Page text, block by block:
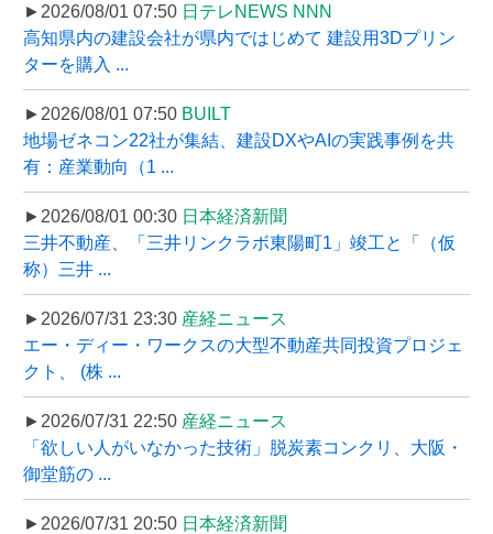
►2026/08/01 07:50 日テレNEWS NNN
高知県内の建設会社が県内ではじめて 建設用3Dプリン
ターを購入 ...
►2026/08/01 07:50 BUILT
地場ゼネコン22社が集結、建設DXやAIの実践事例を共
有：産業動向（1 ...
►2026/08/01 00:30 日本経済新聞
三井不動産、「三井リンクラボ東陽町1」竣工と「（仮
称）三井 ...
►2026/07/31 23:30 産経ニュース
エー・ディー・ワークスの大型不動産共同投資プロジェ
クト、 (株 ...
►2026/07/31 22:50 産経ニュース
「欲しい人がいなかった技術」脱炭素コンクリ、大阪・
御堂筋の ...
►2026/07/31 20:50 日本経済新聞